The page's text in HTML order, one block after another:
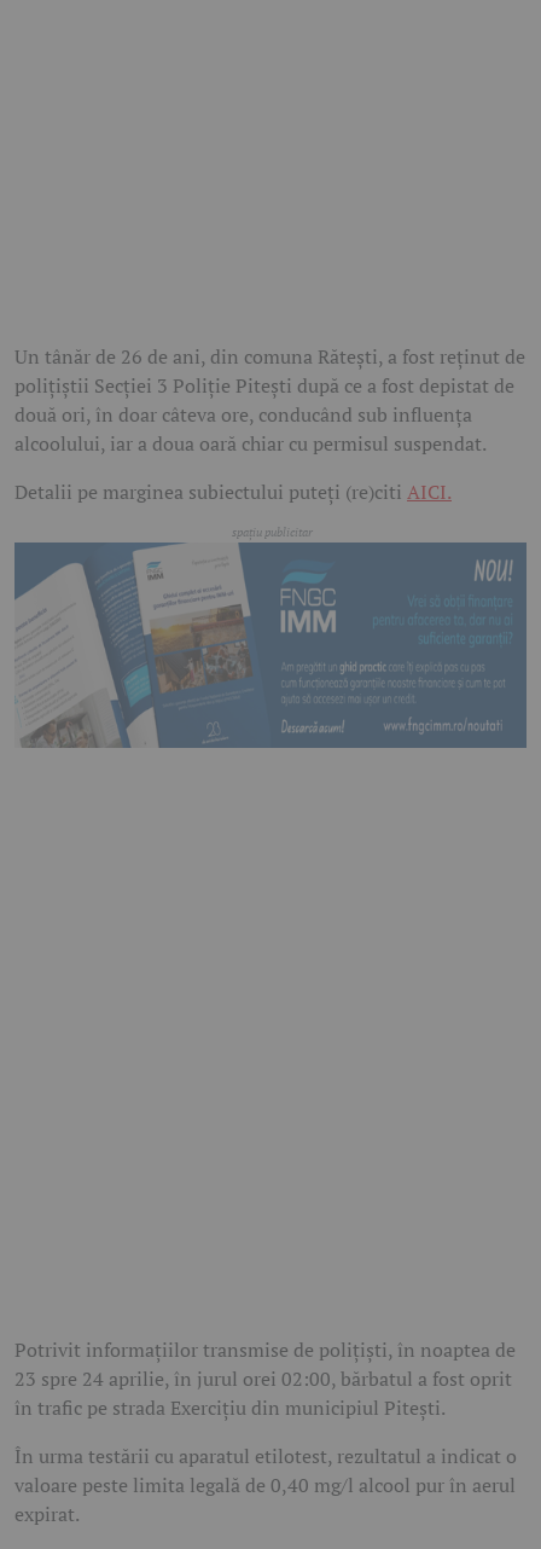
Un tânăr de 26 de ani, din comuna Rătești, a fost reținut de
polițiștii Secției 3 Poliție Pitești după ce a fost depistat de
două ori, în doar câteva ore, conducând sub influența
alcoolului, iar a doua oară chiar cu permisul suspendat.
Detalii pe marginea subiectului puteți (re)citi AICI.
Potrivit informațiilor transmise de polițiști, în noaptea de
23 spre 24 aprilie, în jurul orei 02:00, bărbatul a fost oprit
în trafic pe strada Exercițiu din municipiul Pitești.
În urma testării cu aparatul etilotest, rezultatul a indicat o
valoare peste limita legală de 0,40 mg/l alcool pur în aerul
expirat.